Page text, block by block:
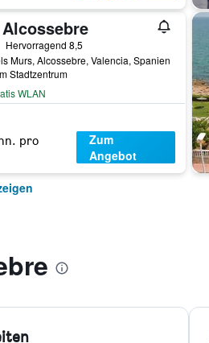
Hervorragend 8,5
Murs, Alcossebre, Valencia, Spanien
Stadtzentrum
WLAN
pro
Zum
Angebot